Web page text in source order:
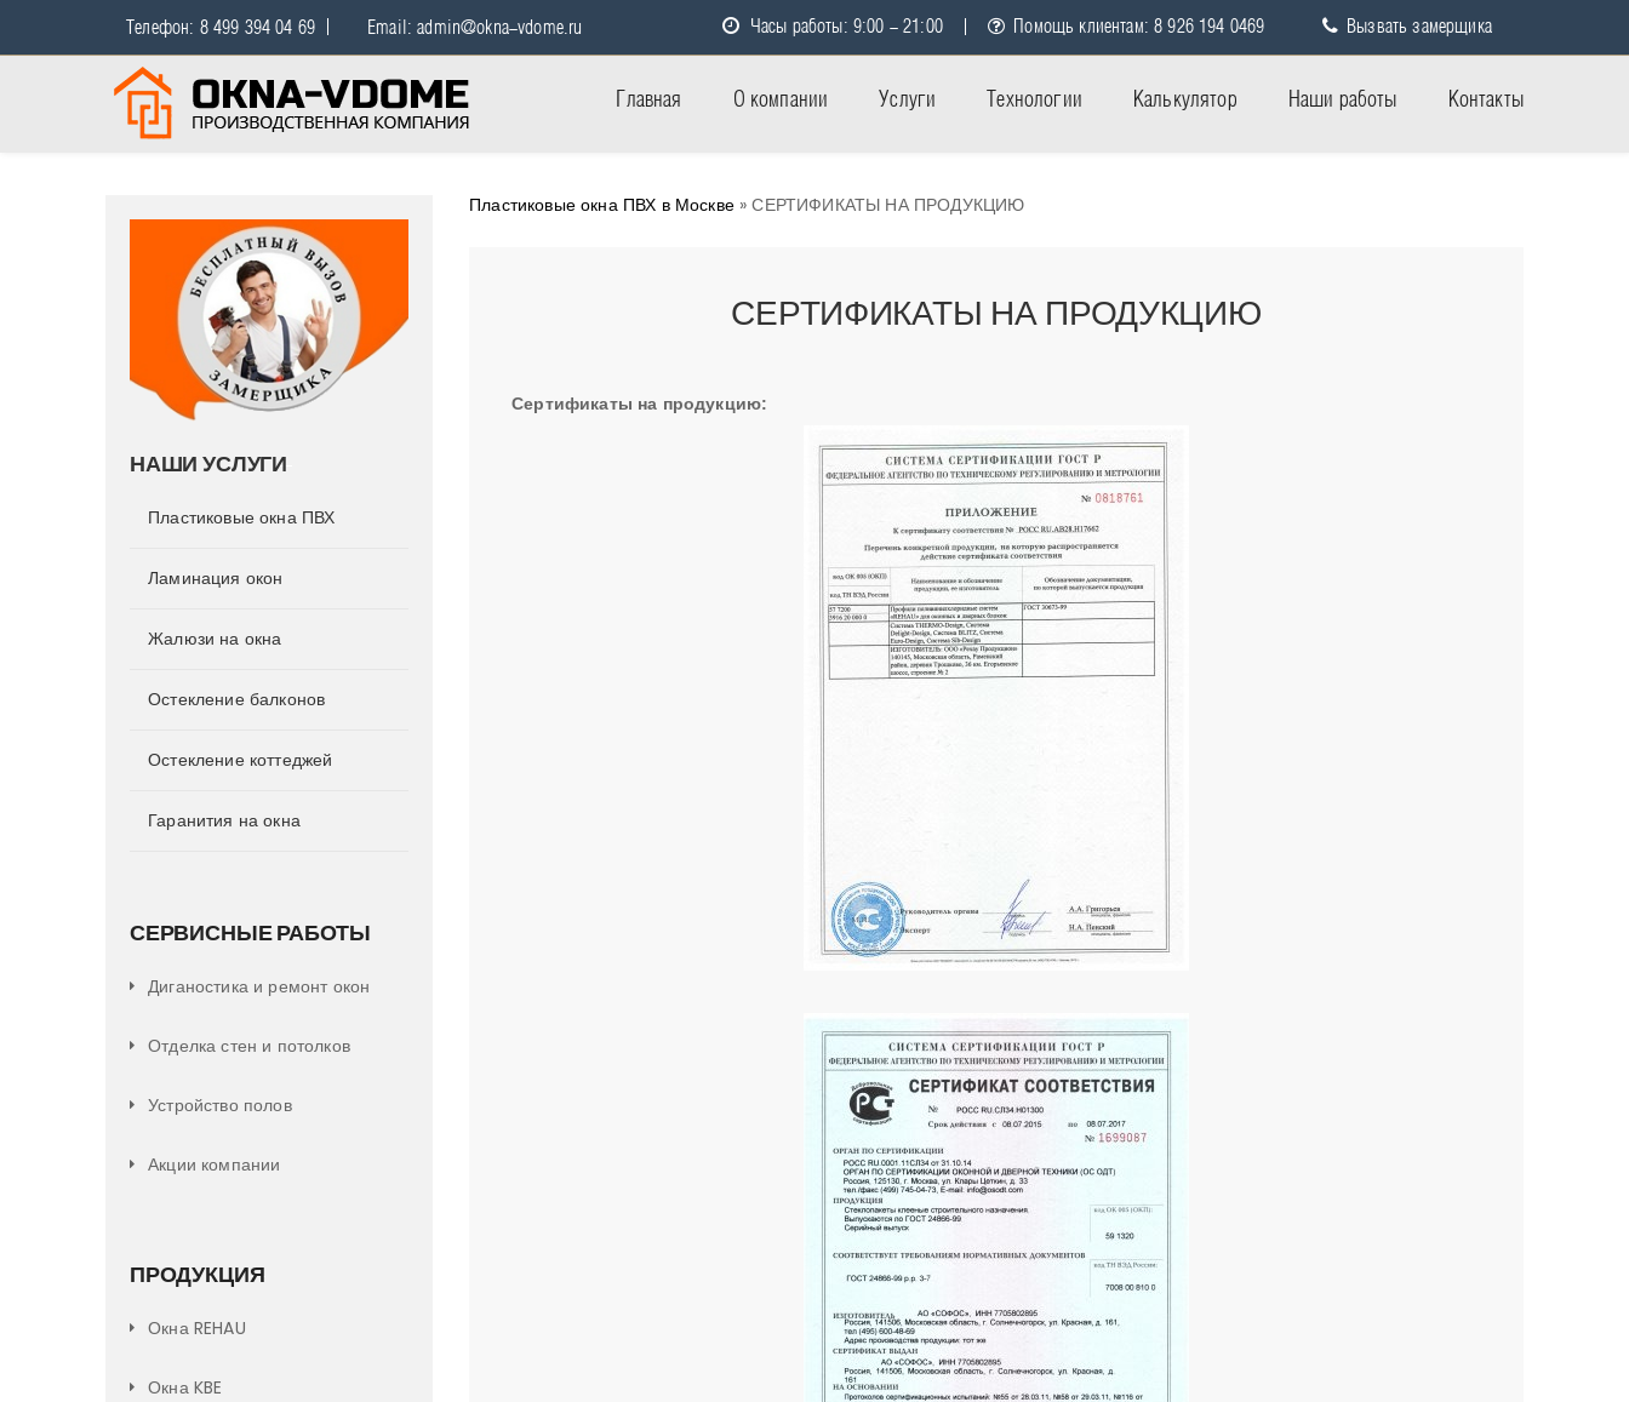
Телефон: 8 499 394 04 69 Email: admin@okna-vdome.ru Часы работы: 9:00 - 21:00 Помощь клиентам: 8 926 194 0469 Вызвать замерщика
Главная О компании Услуги Технологии Калькулятор Наши работы Контакты
НАШИ УСЛУГИ
Пластиковые окна ПВХ
Ламинация окон
Жалюзи на окна
Остекление балконов
Остекление коттеджей
Гаранития на окна
СЕРВИСНЫЕ РАБОТЫ
Диганостика и ремонт окон
Отделка стен и потолков
Устройство полов
Акции компании
ПРОДУКЦИЯ
Окна REHAU
Окна KBE
Пластиковые окна ПВХ в Москве» СЕРТИФИКАТЫ НА ПРОДУКЦИЮ
СЕРТИФИКАТЫ НА ПРОДУКЦИЮ
Сертификаты на продукцию: